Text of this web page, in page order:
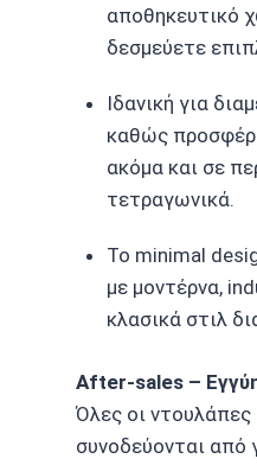
αποθηκευτικό
δεσμεύετε
Ιδανική για
καθώς
ακόμα και σε
τετραγωνικά.
Το minimal
με μοντέρνα,
κλασικά στιλ
After-sales –
Όλες οι ντουλάπες
συνοδεύονται από